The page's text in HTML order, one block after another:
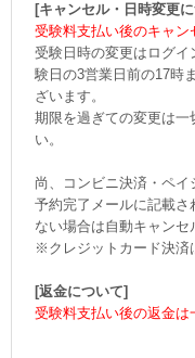
[キャンセル・日時変更
受験料支払い後のキャン
受験日時の変更はログ
験日の3営業日前の17時
ざいます。
期限を過ぎての変更は一
い。
尚、コンビニ決済・ペイ
予約完了メールに記載
ない場合は自動キャンセ
※クレジットカード決済
[返金について]
受験料支払い後の返金は